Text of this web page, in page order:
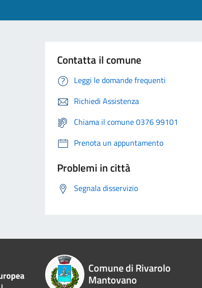
Contatta il comune
Leggi le domande frequenti
Richiedi Assistenza
Chiama il comune 0376 99101
Prenota un appuntamento
Problemi in città
Segnala disservizio
Comune di Rivarolo
Mantovano